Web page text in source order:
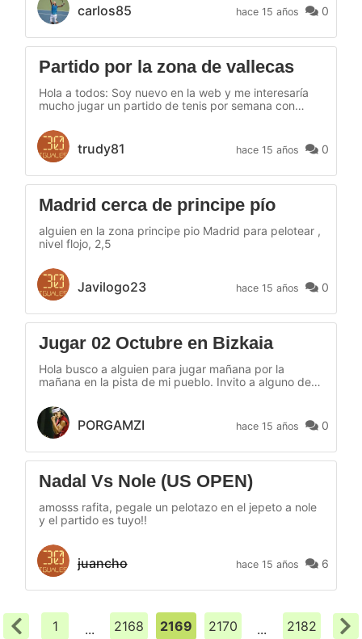
carlos85 hace 15 años 0
Partido por la zona de vallecas
Hola a todos: Soy nuevo en la web y me interesaría
mucho jugar un partido de tenis por semana con
vallecas. Posibles polideportivos preferentes:
palomeras, valdebernardo, rivas o cualquier otro que
convenga al contrincante. Saludos.
trudy81 hace 15 años 0
Madrid cerca de principe pío
alguien en la zona principe pio Madrid para pelotear ,
nivel flojo, 2,5
Javilogo23 hace 15 años 0
Jugar 02 Octubre en Bizkaia
Hola busco a alguien para jugar mañana por la
mañana en la pista de mi pueblo. Invito a alguno de
mensaje que se ponga en contacto conmigo. Saludos
y buen tenis a todos
PORGAMZI hace 15 años 0
Nadal Vs Nole (US OPEN)
amosss rafita, pegale un pelotazo en el jepeto a nole
y el partido es tuyo!!
juancho hace 15 años 6
1 ... 2168 2169 2170 ... 2182